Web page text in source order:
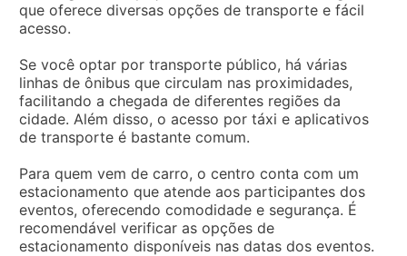
que oferece diversas opções de transporte e fácil
acesso.
Se você optar por transporte público, há várias
linhas de ônibus que circulam nas proximidades,
facilitando a chegada de diferentes regiões da
cidade. Além disso, o acesso por táxi e aplicativos
de transporte é bastante comum.
Para quem vem de carro, o centro conta com um
estacionamento que atende aos participantes dos
eventos, oferecendo comodidade e segurança. É
recomendável verificar as opções de
estacionamento disponíveis nas datas dos eventos.